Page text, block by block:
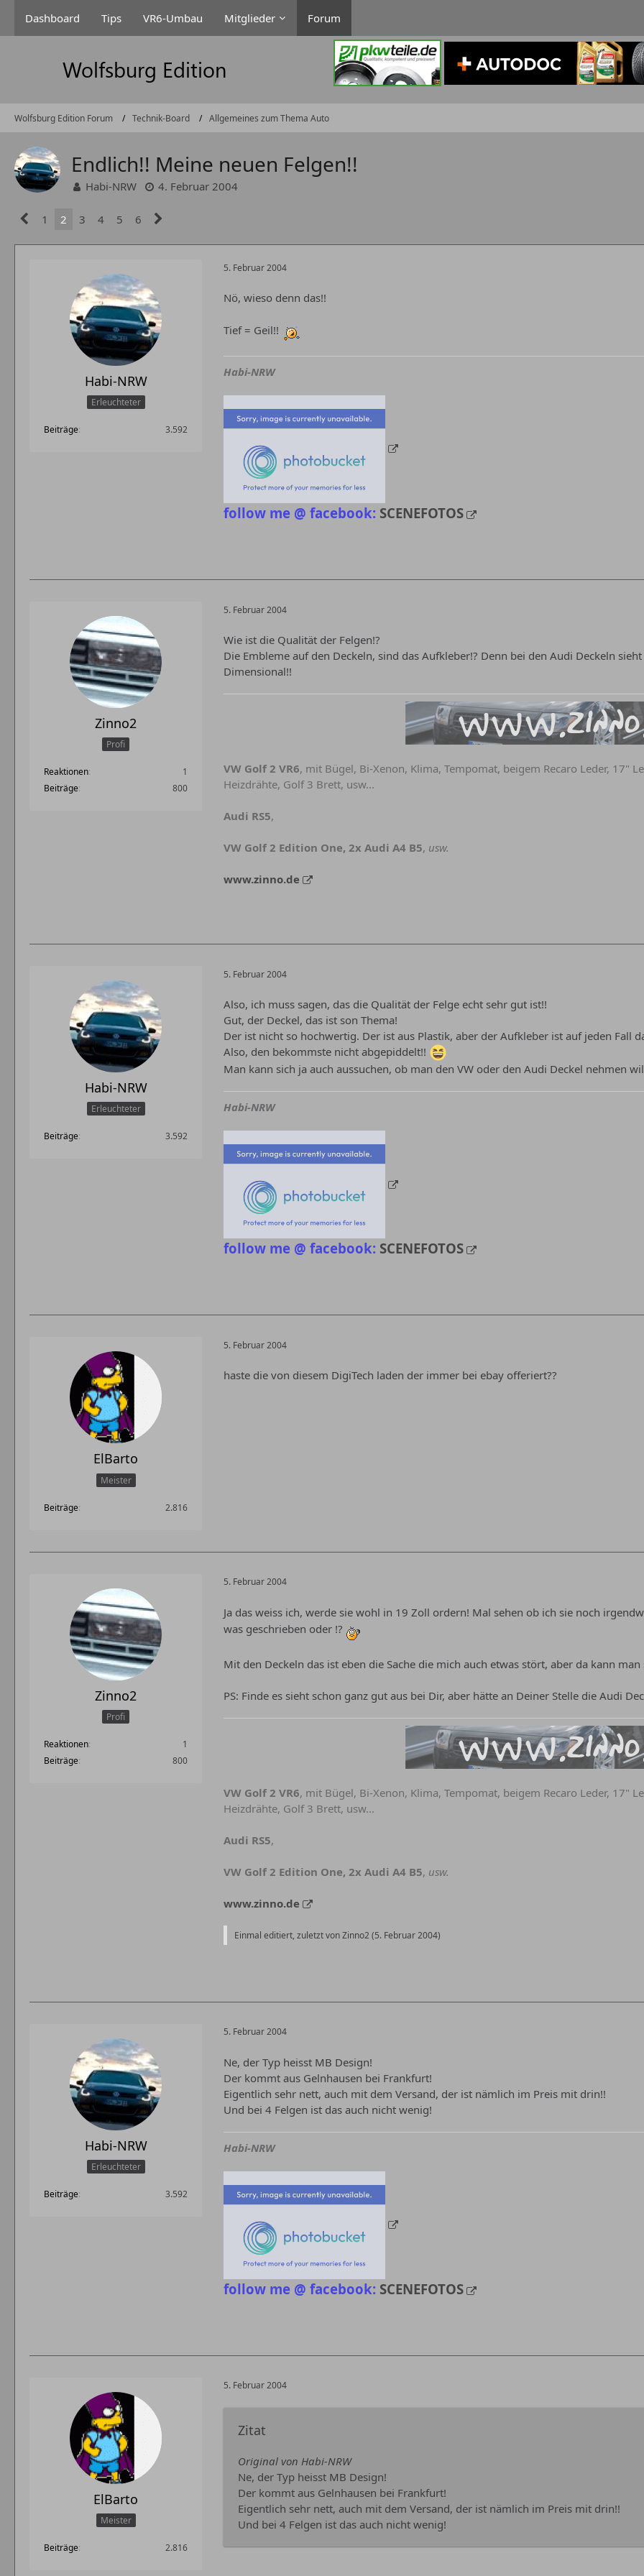
Dashboard Tips VR6-Umbau Mitglieder Forum
Wolfsburg Edition Forum Technik-Board Allgemeines zum Thema Auto
Endlich!! Meine neuen Felgen!!
Habi-NRW 4. Februar 2004
1 2 3 4 5 6
Habi-NRW
Erleuchteter
Beiträge 3.592
5. Februar 2004
Nö, wieso denn das!!
Tief = Geil!!
Habi-NRW
follow me @ facebook: SCENEFOTOS
Zinno2
Profi
Reaktionen
1
Beiträge
800
5. Februar 2004
Wie ist die Qualität der Felgen!?
Die Embleme auf den Deckeln, sind das Aufkleber!? Denn bei den Audi Deckeln
Dimensional!!
VW Golf 2 VR6, mit Bügel, Bi-Xenon, Klima, Tempomat, beigem Recaro Leder, 17"
Heizdrähte, Golf 3 Brett, usw...
Audi RS5,
VW Golf 2 Edition One, 2x Audi A4 B5, usw.
www.zinno.de
Habi-NRW
Erleuchteter
Beiträge 3.592
5. Februar 2004
Also, ich muss sagen, das die Qualität der Felge echt sehr gut ist!!
Gut, der Deckel, das ist son Thema!
Der ist nicht so hochwertig. Der ist aus Plastik, aber der Aufkleber ist auf jeden Fall
Also, den bekommste nicht abgepiddelt!!
Man kann sich ja auch aussuchen, ob man den VW oder den Audi Deckel nehmen
Habi-NRW
follow me @ facebook: SCENEFOTOS
ElBarto
Meister
Beiträge 2.816
5. Februar 2004
haste die von diesem DigiTech laden der immer bei ebay offeriert??
Zinno2
Profi
Reaktionen
1
Beiträge
800
5. Februar 2004
Ja das weiss ich, werde sie wohl in 19 Zoll ordern! Mal sehen ob ich sie noch
was geschrieben oder !?
Mit den Deckeln das ist eben die Sache die mich auch etwas stört, aber da kann
PS: Finde es sieht schon ganz gut aus bei Dir, aber hätte an Deiner Stelle die Audi
VW Golf 2 VR6, mit Bügel, Bi-Xenon, Klima, Tempomat, beigem Recaro Leder, 17"
Heizdrähte, Golf 3 Brett, usw...
Audi RS5,
VW Golf 2 Edition One, 2x Audi A4 B5, usw.
www.zinno.de
Einmal editiert, zuletzt von Zinno2 (5. Februar 2004)
Habi-NRW
Erleuchteter
Beiträge 3.592
5. Februar 2004
Ne, der Typ heisst MB Design!
Der kommt aus Gelnhausen bei Frankfurt!
Eigentlich sehr nett, auch mit dem Versand, der ist nämlich im Preis mit drin!!
Und bei 4 Felgen ist das auch nicht wenig!
Habi-NRW
follow me @ facebook: SCENEFOTOS
ElBarto
Meister
Beiträge 2.816
5. Februar 2004
Zitat
Original von Habi-NRW
Ne, der Typ heisst MB Design!
Der kommt aus Gelnhausen bei Frankfurt!
Eigentlich sehr nett, auch mit dem Versand, der ist nämlich im Preis mit drin!!
Und bei 4 Felgen ist das auch nicht wenig!